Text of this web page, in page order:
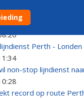
geland na
Perth - Londen
non-stop lijndienst
record op route